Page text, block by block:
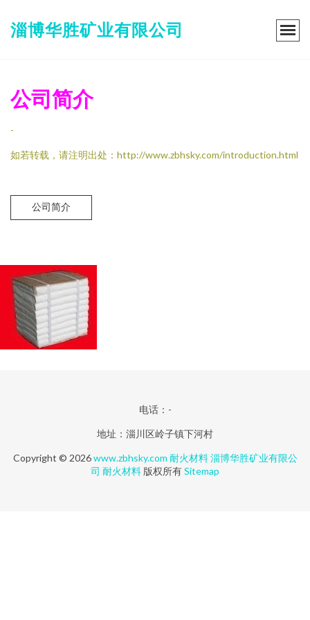
淄博华胜矿业有限公司
公司简介
-
如若转载，请注明出处：http://www.zbhsky.com/introduction.html
公司简介
电话：-
地址：淄川区岭子镇下河村
Copyright © 2026www.zbhsky.com 耐火材料 淄博华胜矿业有限公
司 耐火材料 版权所有Sitemap